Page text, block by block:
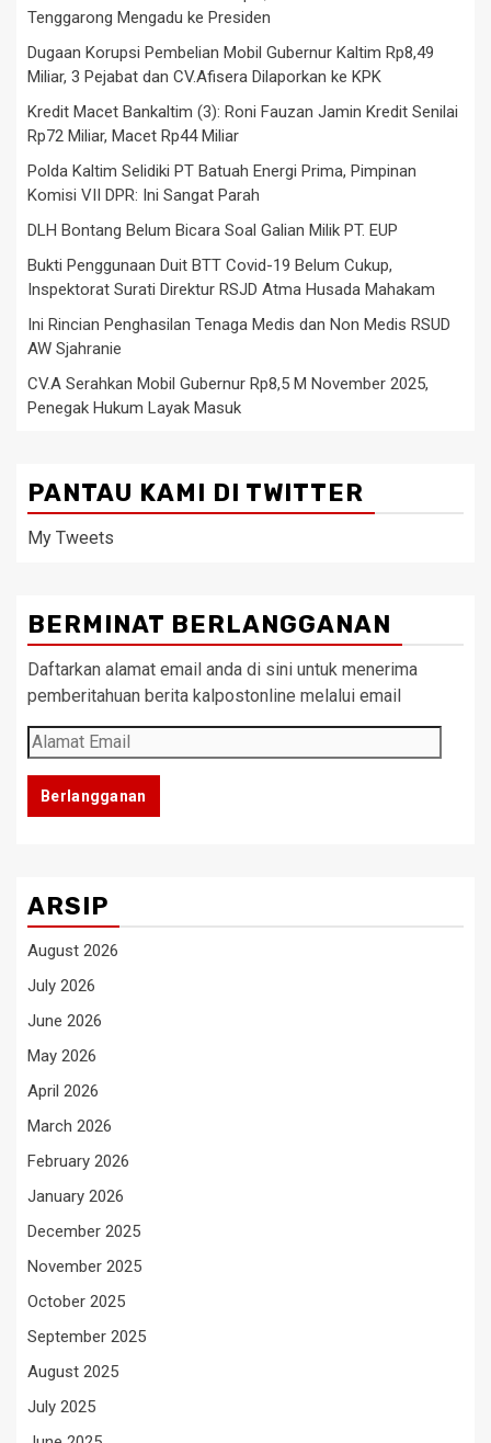
Tenggarong Mengadu ke Presiden
Dugaan Korupsi Pembelian Mobil Gubernur Kaltim Rp8,49
Miliar, 3 Pejabat dan CV.Afisera Dilaporkan ke KPK
Kredit Macet Bankaltim (3): Roni Fauzan Jamin Kredit Senilai
Rp72 Miliar, Macet Rp44 Miliar
Polda Kaltim Selidiki PT Batuah Energi Prima, Pimpinan
Komisi VII DPR: Ini Sangat Parah
DLH Bontang Belum Bicara Soal Galian Milik PT. EUP
Bukti Penggunaan Duit BTT Covid-19 Belum Cukup,
Inspektorat Surati Direktur RSJD Atma Husada Mahakam
Ini Rincian Penghasilan Tenaga Medis dan Non Medis RSUD
AW Sjahranie
CV.A Serahkan Mobil Gubernur Rp8,5 M November 2025,
Penegak Hukum Layak Masuk
PANTAU KAMI DI TWITTER
My Tweets
BERMINAT BERLANGGANAN
Daftarkan alamat email anda di sini untuk menerima
pemberitahuan berita kalpostonline melalui email
Alamat
Email
Berlangganan
ARSIP
August 2026
July 2026
June 2026
May 2026
April 2026
March 2026
February 2026
January 2026
December 2025
November 2025
October 2025
September 2025
August 2025
July 2025